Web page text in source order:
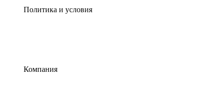
Политика и условия
Компания